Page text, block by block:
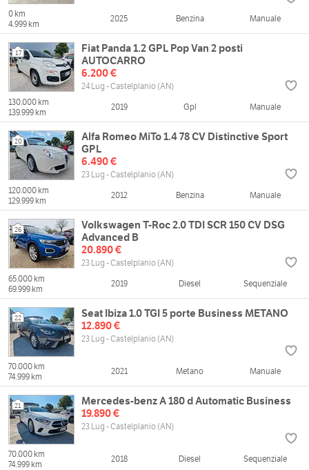
0 km
4.999 km
2025 Benzina Manuale
17
Fiat Panda 1.2 GPL Pop Van 2 posti
AUTOCARRO
6.200 €
24 Lug - Castelplanio (AN)
130.000 km
139.999 km
2019 Gpl Manuale
20
Alfa Romeo MiTo 1.4 78 CV Distinctive Sport
GPL
6.490 €
23 Lug - Castelplanio (AN)
120.000 km
129.999 km
2012 Benzina Manuale
26
Volkswagen T-Roc 2.0 TDI SCR 150 CV DSG
Advanced B
20.890 €
23 Lug - Castelplanio (AN)
65.000 km
69.999 km
2019 Diesel Sequenziale
22
Seat Ibiza 1.0 TGI 5 porte Business METANO
12.890 €
23 Lug - Castelplanio (AN)
70.000 km
74.999 km
2021 Metano Manuale
21
Mercedes-benz A 180 d Automatic Business
19.890 €
23 Lug - Castelplanio (AN)
70.000 km
74.999 km
2018 Diesel Sequenziale